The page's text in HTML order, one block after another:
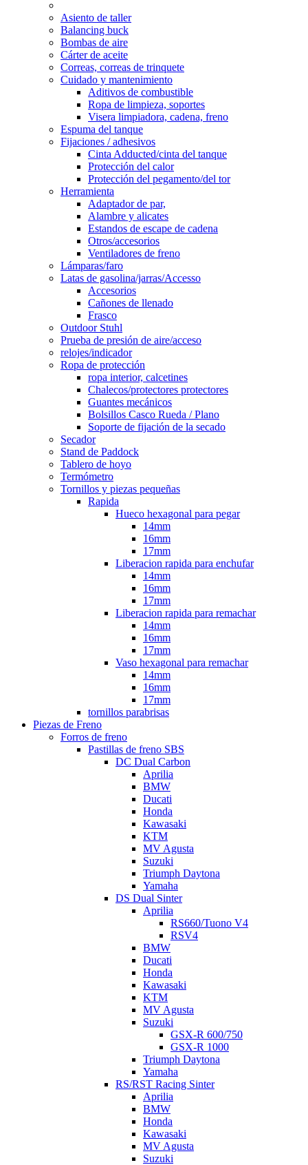
Asiento de taller
Balancing buck
Bombas de aire
Cárter de aceite
Correas, correas de trinquete
Cuidado y mantenimiento
Aditivos de combustible
Ropa de limpieza, soportes
Visera limpiadora, cadena, freno
Espuma del tanque
Fijaciones / adhesivos
Cinta Adducted/cinta del tanque
Protección del calor
Protección del pegamento/del tor
Herramienta
Adaptador de par,
Alambre y alicates
Estandos de escape de cadena
Otros/accesorios
Ventiladores de freno
Lámparas/faro
Latas de gasolina/jarras/Accesso
Accesorios
Cañones de llenado
Frasco
Outdoor Stuhl
Prueba de presión de aire/acceso
relojes/indicador
Ropa de protección
ropa interior, calcetines
Chalecos/protectores protectores
Guantes mecánicos
Bolsillos Casco Rueda / Plano
Soporte de fijación de la secado
Secador
Stand de Paddock
Tablero de hoyo
Termómetro
Tornillos y piezas pequeñas
Rapida
Hueco hexagonal para pegar
14mm
16mm
17mm
Liberacion rapida para enchufar
14mm
16mm
17mm
Liberacion rapida para remachar
14mm
16mm
17mm
Vaso hexagonal para remachar
14mm
16mm
17mm
tornillos parabrisas
Piezas de Freno
Forros de freno
Pastillas de freno SBS
DC Dual Carbon
Aprilia
BMW
Ducati
Honda
Kawasaki
KTM
MV Agusta
Suzuki
Triumph Daytona
Yamaha
DS Dual Sinter
Aprilia
RS660/Tuono V4
RSV4
BMW
Ducati
Honda
Kawasaki
KTM
MV Agusta
Suzuki
GSX-R 600/750
GSX-R 1000
Triumph Daytona
Yamaha
RS/RST Racing Sinter
Aprilia
BMW
Honda
Kawasaki
MV Agusta
Suzuki